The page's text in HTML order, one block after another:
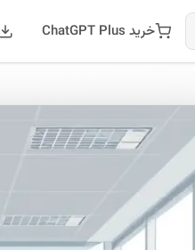
خرید ChatGPT Plus